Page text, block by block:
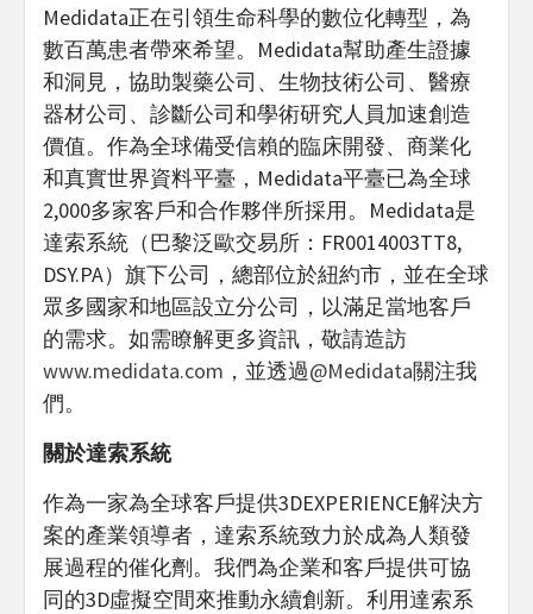
Medidata正在引領生命科學的數位化轉型，為
數百萬患者帶來希望。Medidata幫助產生證據
和洞見，協助製藥公司、生物技術公司、醫療
器材公司、診斷公司和學術研究人員加速創造
價值。作為全球備受信賴的臨床開發、商業化
和真實世界資料平臺，Medidata平臺已為全球
2,000多家客戶和合作夥伴所採用。Medidata是
達索系統（巴黎泛歐交易所：FR0014003TT8,
DSY.PA）旗下公司，總部位於紐約市，並在全球
眾多國家和地區設立分公司，以滿足當地客戶
的需求。如需瞭解更多資訊，敬請造訪
www.medidata.com ，並透過@Medidata關注我
們。
關於達索系統
作為一家為全球客戶提供3DEXPERIENCE解決方
案的產業領導者，達索系統致力於成為人類發
展過程的催化劑。我們為企業和客戶提供可協
同的3D虛擬空間來推動永續創新。利用達索系